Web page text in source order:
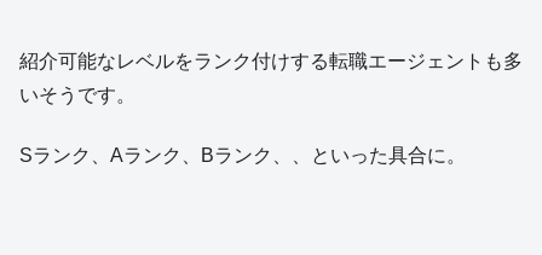
紹介可能なレベルをランク付けする転職エージェントも多
いそうです。
Sランク、Aランク、Bランク、、といった具合に。